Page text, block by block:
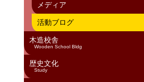
el
メディア
活動ブログ
木造校舎
Wooden School Bldg
歴史文化
Study